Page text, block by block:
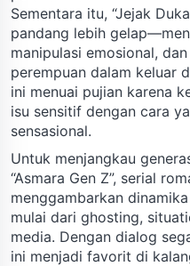
Sementara itu, “Jejak
pandang lebih
manipulasi emosional,
perempuan dalam keluar
ini menuai pujian karena
isu sensitif dengan cara
sensasional.
Untuk menjangkau
“Asmara Gen Z”, serial
menggambarkan
mulai dari ghosting,
media. Dengan dialog
ini menjadi favorit di